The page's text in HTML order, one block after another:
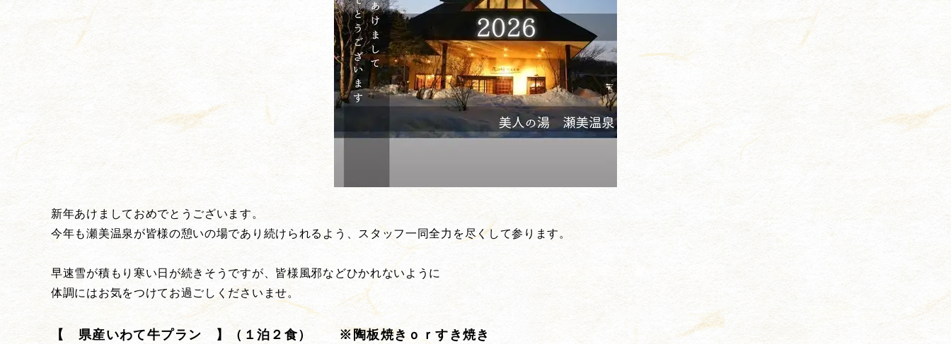
新年あけましておめでとうございます。
今年も瀬美温泉が皆様の憩いの場であり続けられるよう、スタッフ一同全力を尽くして参ります。
早速雪が積もり寒い日が続きそうですが、皆様風邪などひかれないように
体調にはお気をつけてお過ごしくださいませ。
【 県産いわて牛プラン 】（１泊２食） ※陶板焼きｏｒすき焼き